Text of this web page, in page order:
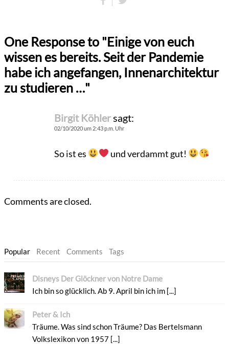
One Response to "Einige von euch
wissen es bereits. Seit der Pandemie
habe ich angefangen, Innenarchitektur
zu studieren …"
Birgit Köhler sagt:
02/10/2020 um 2:43 p.m. Uhr
So ist es und verdammt gut!
Comments are closed.
Popular Recent Comments Tags
Disneys Der Glöckner von Notre Dame
Ich bin so glücklich. Ab 9. April bin ich im [...]
Peter & Ich
Träume. Was sind schon Träume? Das Bertelsmann
Volkslexikon von 1957 [...]